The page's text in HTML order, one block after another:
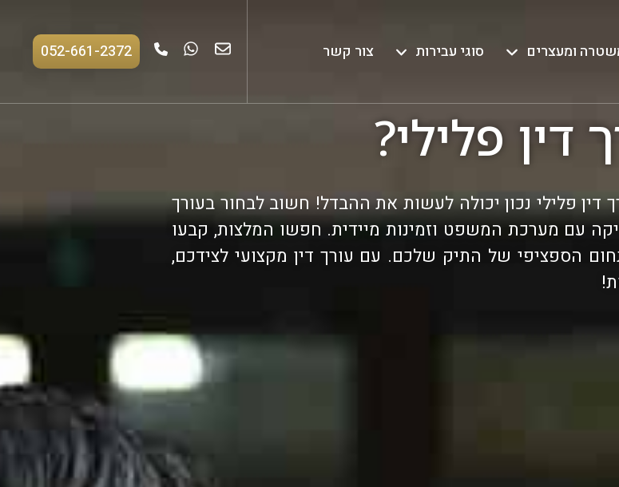
ומעצרים סוגי עבירות צור קשר 052-661-2372
דין פלילי?
דין פלילי נכון יכולה לעשות את ההבדל! חשוב לבחור בעורך
עם מערכת המשפט וזמינות מיידית. חפשו המלצות, קבעו
הספציפי של התיק שלכם. עם עורך דין מקצועי לצידכם,